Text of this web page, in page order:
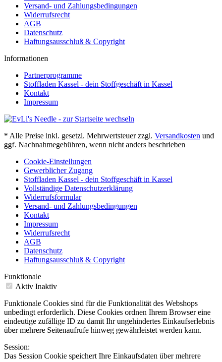
Versand- und Zahlungsbedingungen
Widerrufsrecht
AGB
Datenschutz
Haftungsausschluß & Copyright
Informationen
Partnerprogramme
Stoffladen Kassel - dein Stoffgeschäft in Kassel
Kontakt
Impressum
* Alle Preise inkl. gesetzl. Mehrwertsteuer zzgl. Versandkosten und
ggf. Nachnahmegebühren, wenn nicht anders beschrieben
Cookie-Einstellungen
Gewerblicher Zugang
Stoffladen Kassel - dein Stoffgeschäft in Kassel
Vollständige Datenschutzerklärung
Widerrufsformular
Versand- und Zahlungsbedingungen
Kontakt
Impressum
Widerrufsrecht
AGB
Datenschutz
Haftungsausschluß & Copyright
Funktionale
Aktiv Inaktiv
Funktionale Cookies sind für die Funktionalität des Webshops
unbedingt erforderlich. Diese Cookies ordnen Ihrem Browser eine
eindeutige zufällige ID zu damit Ihr ungehindertes Einkaufserlebnis
über mehrere Seitenaufrufe hinweg gewährleistet werden kann.
Session:
Das Session Cookie speichert Ihre Einkaufsdaten über mehrere